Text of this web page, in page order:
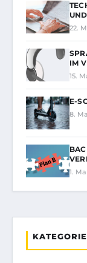
22.
IM
15.
E-
8.
1.